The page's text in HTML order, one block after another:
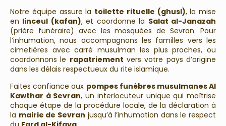
Notre équipe assure la toilette rituelle (ghusl), la mise
en linceul (kafan), et coordonne la Salat al-Janazah
(prière funéraire) avec les mosquées de Sevran. Pour
l’inhumation, nous accompagnons les familles vers les
cimetières avec carré musulman les plus proches, ou
coordonnons le rapatriement vers votre pays d’origine
dans les délais respectueux du rite islamique.
Faites confiance aux pompes funèbres musulmanes Al
Kawthar à Sevran, un interlocuteur unique qui maîtrise
chaque étape de la procédure locale, de la déclaration à
la mairie de Sevran jusqu’à l’inhumation dans le respect